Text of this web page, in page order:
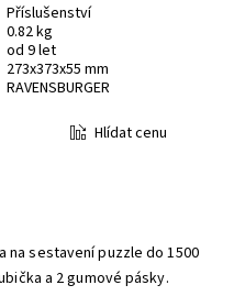
Příslušenství
0.82 kg
od 9 let
273x373x55 mm
RAVENSBURGER
Hlídat cenu
sestavení puzzle do 1500
a 2 gumové pásky.